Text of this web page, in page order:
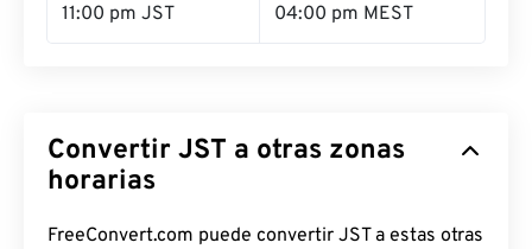
11:00 pm JST 04:00 pm MEST
Convertir JST a otras zonas
horarias
FreeConvert.com puede convertir JST a estas otras